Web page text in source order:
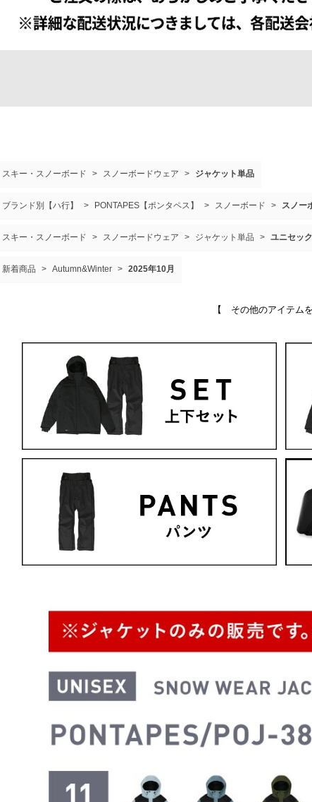
スキー・スノーボード > スノーボードウェア > ジャケット単品
ブランド別【ハ行】 > PONTAPES【ポンタペス】 > スノーボード > スノー
スキー・スノーボード > スノーボードウェア > ジャケット単品 > ユニセッ
新着商品 > Autumn&Winter > 2025年10月
【 その他のアイテム